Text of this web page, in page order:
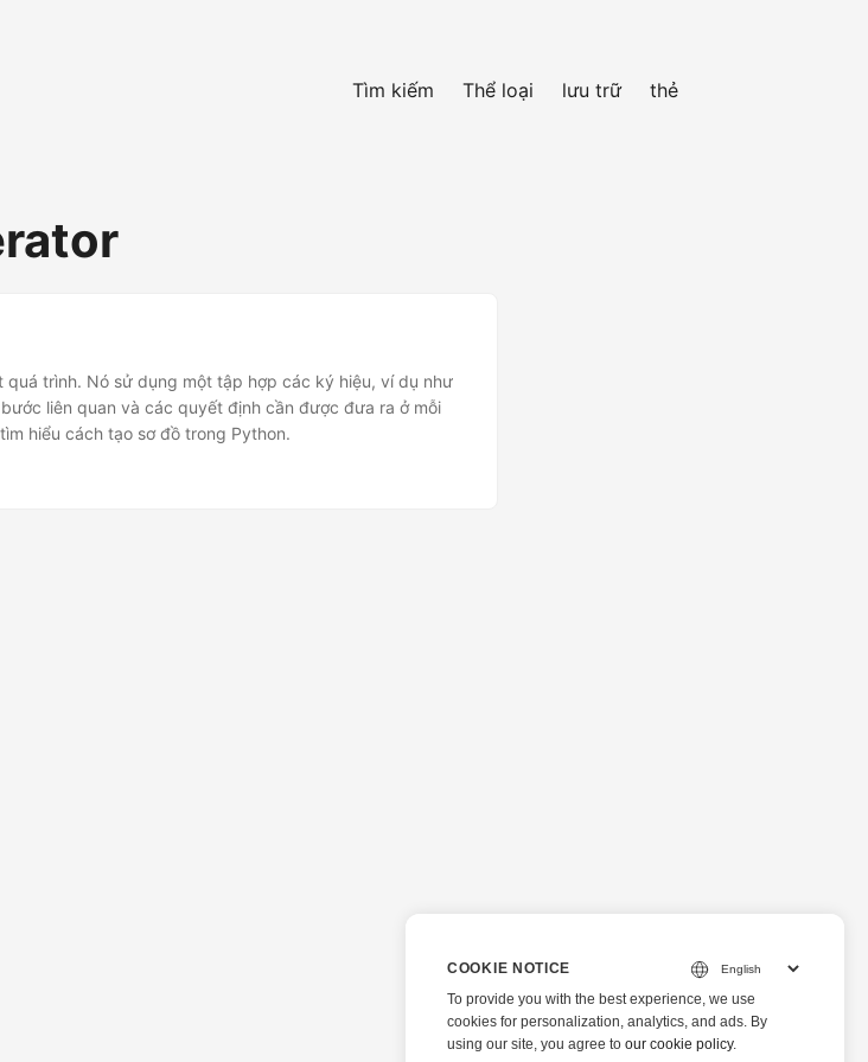
Tìm kiếm Thể loại lưu trữ thẻ
trình. Nó sử dụng một tập hợp các ký hiệu, ví dụ như
liên quan và các quyết định cần được đưa ra ở mỗi
hiểu cách tạo sơ đồ trong Python.
COOKIE NOTICE
To provide you with the best experience, we use
cookies for personalization, analytics, and ads. By
using our site, you agree to our cookie policy.